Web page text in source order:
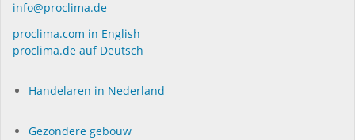
info@proclima.de
proclima.com in English
proclima.de auf Deutsch
Handelaren in Nederland
Gezondere gebouw